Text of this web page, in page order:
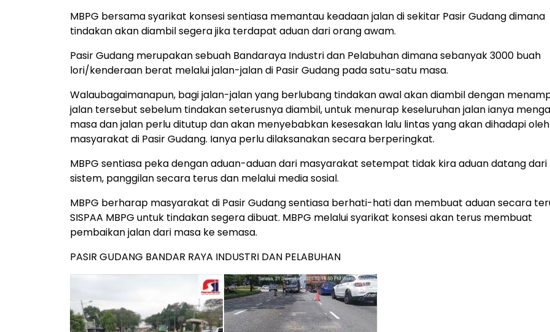
MBPG bersama syarikat konsesi sentiasa memantau keadaan jalan di sekitar Pasir Gudang dimana
tindakan akan diambil segera jika terdapat aduan dari orang awam.
Pasir Gudang merupakan sebuah Bandaraya Industri dan Pelabuhan dimana sebanyak 3000 buah
lori/kenderaan berat melalui jalan-jalan di Pasir Gudang pada satu-satu masa.
Walaubagaimanapun, bagi jalan-jalan yang berlubang tindakan awal akan diambil dengan
jalan tersebut sebelum tindakan seterusnya diambil, untuk menurap keseluruhan jalan ianya
masa dan jalan perlu ditutup dan akan menyebabkan kesesakan lalu lintas yang akan dihadapi oleh
masyarakat di Pasir Gudang. Ianya perlu dilaksanakan secara berperingkat.
MBPG sentiasa peka dengan aduan-aduan dari masyarakat setempat tidak kira aduan datang dari
sistem, panggilan secara terus dan melalui media sosial.
MBPG berharap masyarakat di Pasir Gudang sentiasa berhati-hati dan membuat aduan secara
SISPAA MBPG untuk tindakan segera dibuat. MBPG melalui syarikat konsesi akan terus membuat
pembaikan jalan dari masa ke semasa.
PASIR GUDANG BANDAR RAYA INDUSTRI DAN PELABUHAN